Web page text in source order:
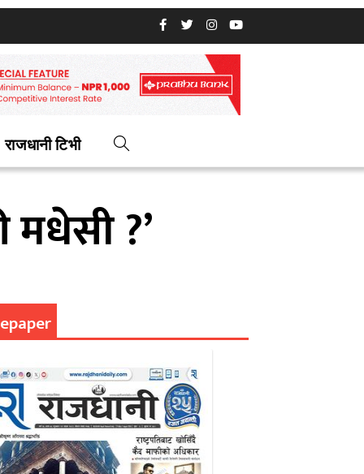
राजधानी टिभी
मधेसी ?’
epaper